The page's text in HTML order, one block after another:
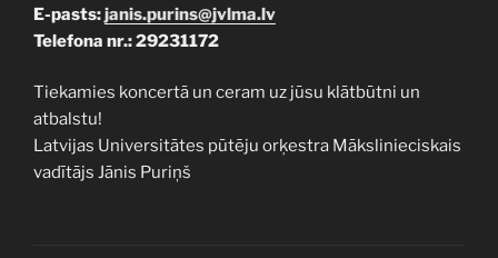
E-pasts:janis.purins@jvlma.lv
Telefona nr.: 29231172
Tiekamies koncertā un ceram uz jūsu klātbūtni un
atbalstu!
Latvijas Universitātes pūtēju orķestra Mākslinieciskais
vadītājs Jānis Puriņš